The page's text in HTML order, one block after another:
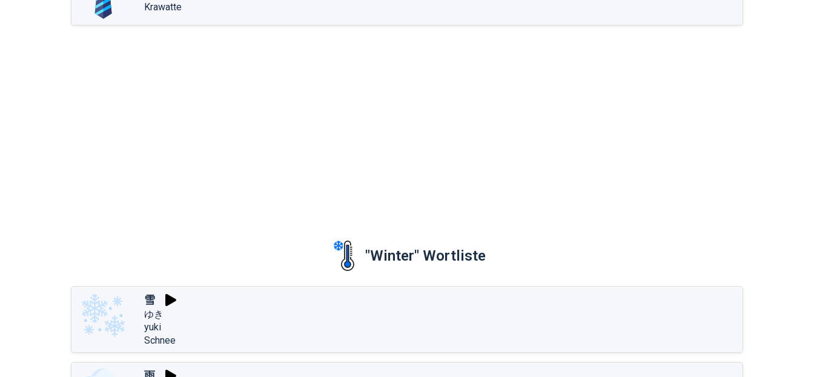
Krawatte
"Winter" Wortliste
雪
ゆき
yuki
Schnee